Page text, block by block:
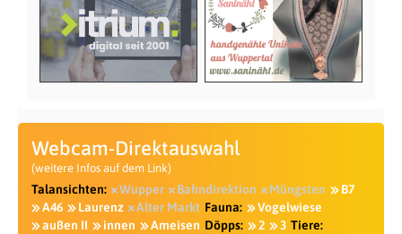
Webcam-Direktauswahl
(weitere Infos auf dem Link)
Talansichten: Wupper Bahndirektion Müngsten
B7
A46
Laurenz Alter Markt Fauna:
Vogelwiese
außen II
innen Ameisen Döpps: 2 3 Tiere: